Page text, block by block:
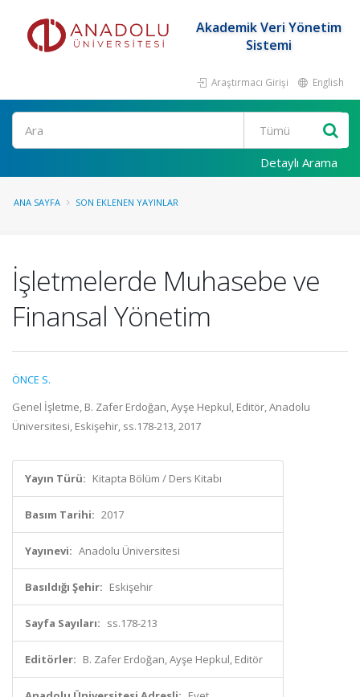
Akademik Veri Yönetim
Sistemi
Araştırmacı Girişi English
Ara
Detaylı Arama
ANA SAYFA SON EKLENEN YAYINLAR
İşletmelerde Muhasebe ve
Finansal Yönetim
ÖNCE S.
Genel İşletme, B. Zafer Erdoğan, Ayşe Hepkul, Editör, Anadolu
Üniversitesi, Eskişehir, ss.178-213, 2017
Yayın Türü: Kitapta Bölüm / Ders Kitabı
Basım Tarihi: 2017
Yayınevi: Anadolu Üniversitesi
Basıldığı Şehir: Eskişehir
Sayfa Sayıları: ss.178-213
Editörler: B. Zafer Erdoğan, Ayşe Hepkul, Editör